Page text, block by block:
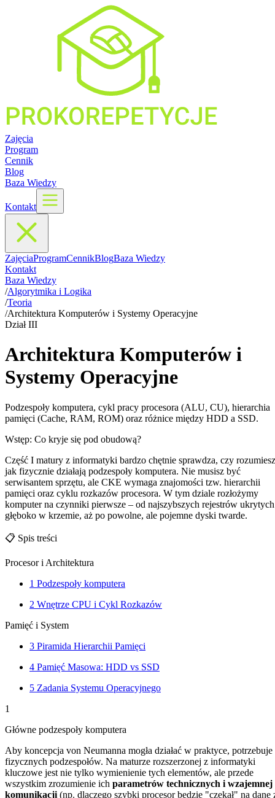
Zajęcia
Program
Cennik
Blog
Baza Wiedzy
Kontakt
ZajęciaProgramCennikBlogBaza Wiedzy
Kontakt
Baza Wiedzy
/Algorytmika i Logika
/Teoria
/Architektura Komputerów i Systemy Operacyjne
DziałIII
Architektura Komputerów i
Systemy Operacyjne
Podzespoły komputera, cykl pracy procesora (ALU, CU), hierarchia
pamięci (Cache, RAM, ROM) oraz różnice między HDD a SSD.
Wstęp: Co kryje się pod obudową?
Część I matury z informatyki bardzo chętnie sprawdza, czy
jak fizycznie działają podzespoły komputera. Nie musisz być
serwisantem sprzętu, ale CKE wymaga znajomości tzw. hierarchii
pamięci oraz cyklu rozkazów procesora. W tym dziale rozłożymy
komputer na czynniki pierwsze – od najszybszych rejestrów ukrytych
głęboko w krzemie, aż po powolne, ale pojemne dyski twarde.
📋 Spis treści
Procesor i Architektura
1 Podzespoły komputera
2 Wnętrze CPU i Cykl Rozkazów
Pamięć i System
3 Piramida Hierarchii Pamięci
4 Pamięć Masowa: HDD vs SSD
5 Zadania Systemu Operacyjnego
1
Główne podzespoły komputera
Aby koncepcja von Neumanna mogła działać w praktyce, potrzebuje
fizycznych podzespołów. Na maturze rozszerzonej z informatyki
kluczowe jest nie tylko wymienienie tych elementów, ale przede
wszystkim zrozumienie ich parametrów technicznych i wzajemnej
komunikacji (np. dlaczego szybki procesor będzie "czekał" na dane